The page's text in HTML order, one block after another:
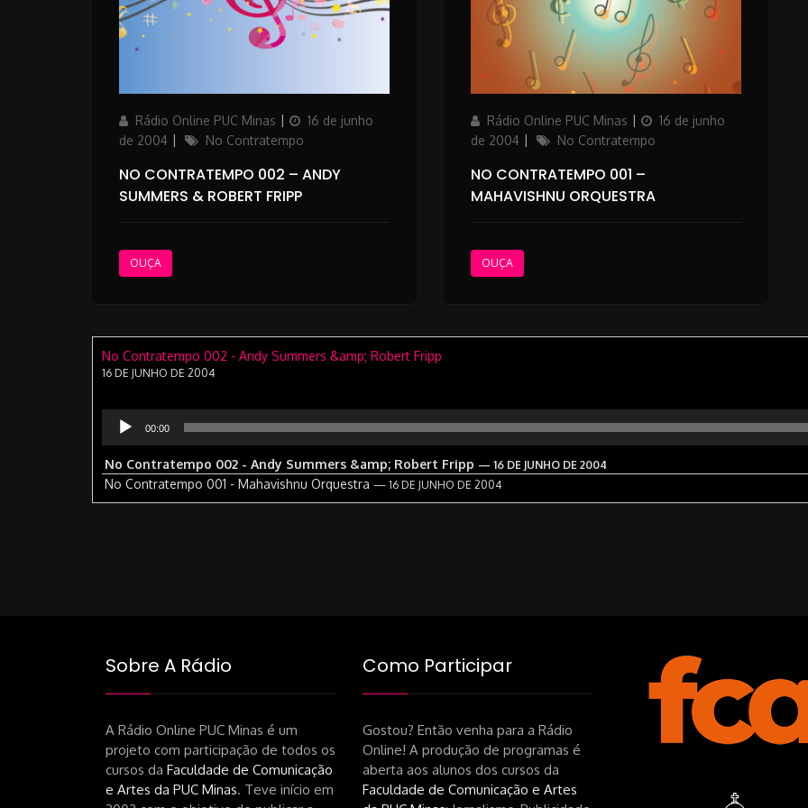
AuthorRádio Online PUC Minas
Posted
on
16 de junho
de 2004
Categories
No Contratempo
NO CONTRATEMPO 002 – ANDY
SUMMERS & ROBERT FRIPP
OUÇA
AuthorRádio Online PUC Minas
Posted
on
16 de junho
de 2004
Categories
No Contratempo
NO CONTRATEMPO 001 –
MAHAVISHNU ORQUESTRA
OUÇA
No Contratempo 002 - Andy Summers &amp; Robert Fripp
16 DE JUNHO DE 2004
Tocador
00:00
No Contratempo 002 - Andy Summers &amp; Robert Fripp — 16 DE JUNHO DE 2004
No Contratempo 001 - Mahavishnu Orquestra — 16 DE JUNHO DE 2004
Sobre A Rádio
A Rádio Online PUC Minas é um
projeto com participação de todos os
cursos da Faculdade de Comunicação
e Artes da PUC Minas. Teve início em
Como Participar
Gostou? Então venha para a Rádio
Online! A produção de programas é
aberta aos alunos dos cursos da
Faculdade de Comunicação e Artes